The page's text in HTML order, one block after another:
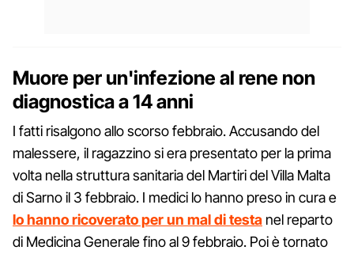
Muore per un'infezione al rene non
diagnostica a 14 anni
I fatti risalgono allo scorso febbraio. Accusando del
malessere, il ragazzino si era presentato per la prima
volta nella struttura sanitaria del Martiri del Villa Malta
di Sarno il 3 febbraio. I medici lo hanno preso in cura e
lo hanno ricoverato per un mal di testa nel reparto
di Medicina Generale fino al 9 febbraio. Poi è tornato